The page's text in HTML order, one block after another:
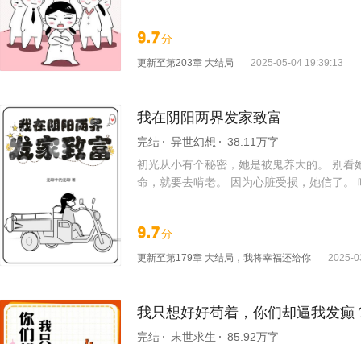
9.7分
更新至第203章 大结局 2025-05-04 19:39:13
我在阴阳两界发家致富
完结 异世幻想
38.11万字
初光从小有个秘密，她是被鬼养大的。 别
命，就要去啃老。 因为心脏受损，她信了
大群鬼正朝着她行礼。 监护鬼泪流满面，“
9.7分
更新至第179章 大结局，我将幸福还给你 2025-
我只想好好苟着，你们却逼我发癫
完结 末世求生
85.92万字